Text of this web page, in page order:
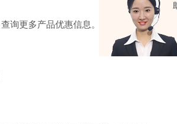
查询更多产品优惠信息。